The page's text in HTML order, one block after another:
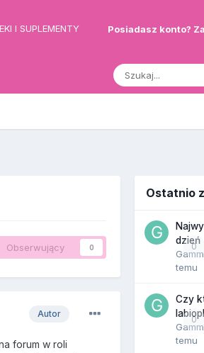
I SUPLEMENTY Posiadasz konto?
Obserwujący 0
Autor
forum w roli
Ostatnio
0
dzień
temu
0
Czy
temu